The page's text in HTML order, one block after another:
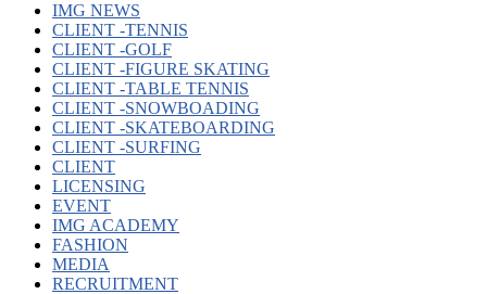
IMG NEWS
CLIENT -TENNIS
CLIENT -GOLF
CLIENT -FIGURE SKATING
CLIENT -TABLE TENNIS
CLIENT -SNOWBOADING
CLIENT -SKATEBOARDING
CLIENT -SURFING
CLIENT
LICENSING
EVENT
IMG ACADEMY
FASHION
MEDIA
RECRUITMENT